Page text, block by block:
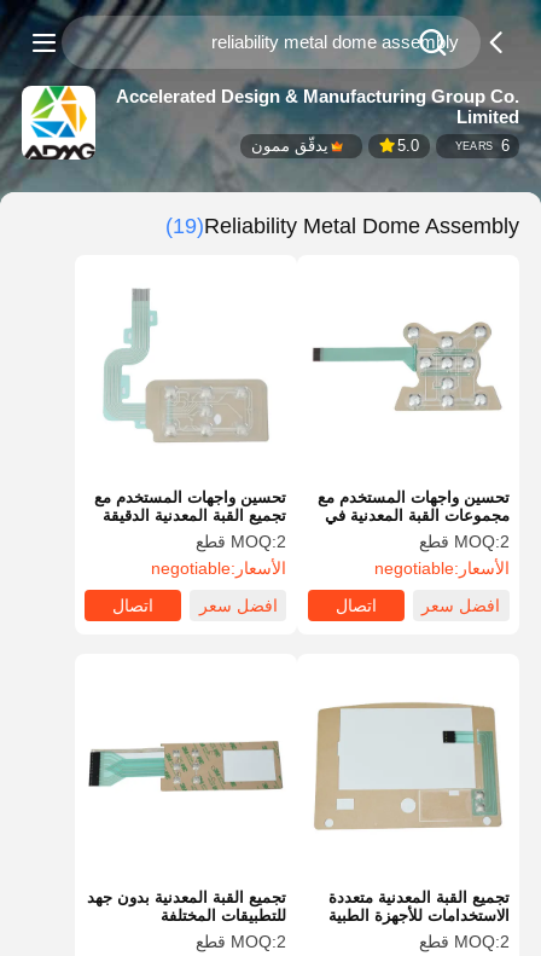
Accelerated Design & Manufacturing Group Co.
Limited
6
YEARS
5.0 يدقّق ممون
Reliability Metal Dome Assembly
(19)
تحسين واجهات المستخدم مع
تجميع القبة المعدنية الدقيقة
والموثوقية للتطبيقات الحرجة
MOQ:2 قطع
الأسعار:negotiable
افضل سعر
اتصال
تحسين واجهات المستخدم مع
مجموعات القبة المعدنية في
تطبيقات السيارات
MOQ:2 قطع
الأسعار:negotiable
افضل سعر
اتصال
تجميع القبة المعدنية بدون جهد
للتطبيقات المختلفة
MOQ:2 قطع
تجميع القبة المعدنية متعددة
الاستخدامات للأجهزة الطبية
والإلكترونية الاستهلاكية
MOQ:2 قطع